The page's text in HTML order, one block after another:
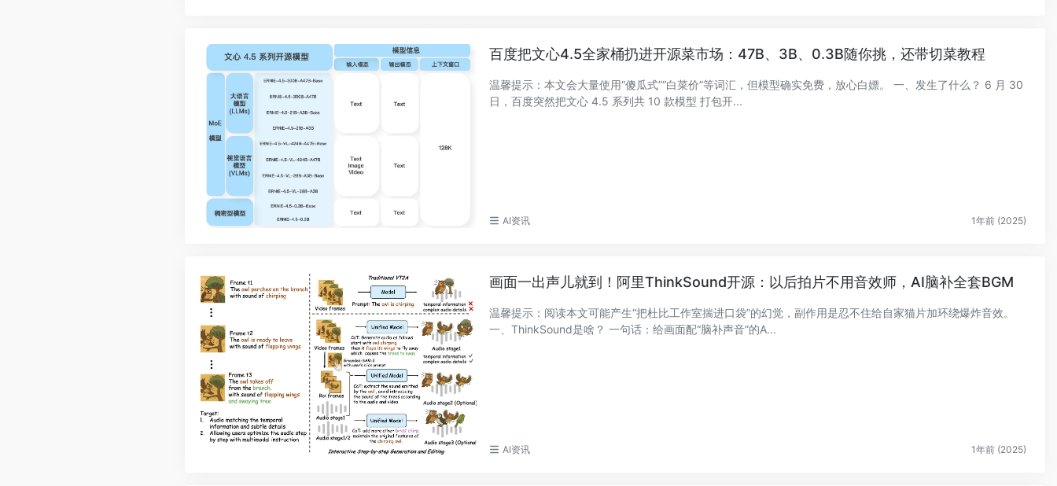
百度把文心4.5全家桶扔进开源菜市场：47B、3B、0.3B随你挑，还带切菜教程
温馨提示：本文会大量使用“傻瓜式”“白菜价”等词汇，但模型确实免费，放心白嫖。 一、发生了什么？ 6 月 30
日，百度突然把文心 4.5 系列共 10 款模型 打包开...
AI资讯 1年前 (2025)
画面一出声儿就到！阿里ThinkSound开源：以后拍片不用音效师，AI脑补全套BGM
温馨提示：阅读本文可能产生“把杜比工作室揣进口袋”的幻觉，副作用是忍不住给自家猫片加环绕爆炸音效。
一、ThinkSound是啥？ 一句话：给画面配“脑补声音”的A...
AI资讯 1年前 (2025)